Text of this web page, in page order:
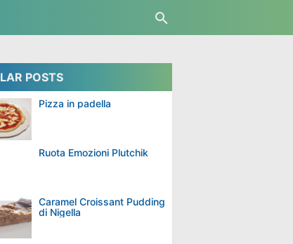
POSTS
Pizza in padella
Ruota Emozioni Plutchik
Caramel Croissant Pudding
di Nigella